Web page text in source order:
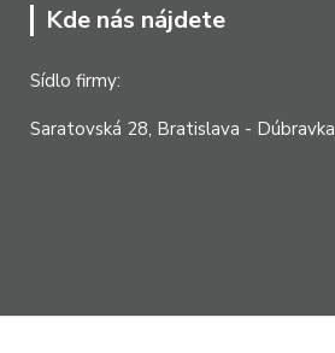
Kde nás nájdete
Sídlo firmy:
Saratovská 28, Bratislava - Dúbravka